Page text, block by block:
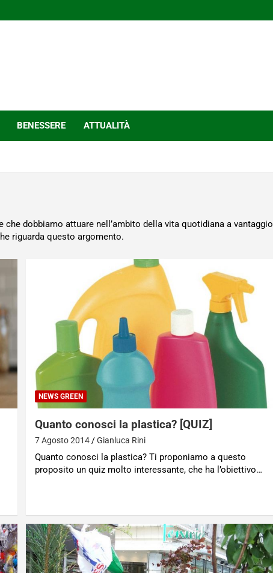
BENESSERE ATTUALITÀ
dobbiamo attuare nell’ambito della vita quotidiana a vantaggio
riguarda questo argomento.
NEWS GREEN
Quanto conosci la plastica? [QUIZ]
7 Agosto 2014 Gianluca Rini
Quanto conosci la plastica? Ti proponiamo a questo
proposito un quiz molto interessante, che ha l’obiettivo…